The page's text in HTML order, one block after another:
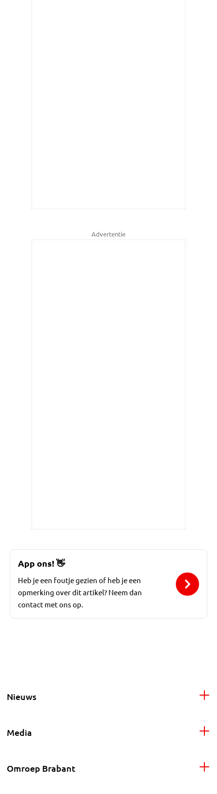
Advertentie
App ons!👋
Heb je een foutje gezien of heb je een
opmerking over dit artikel? Neem dan
contact met ons op.
Nieuws
Media
Omroep Brabant